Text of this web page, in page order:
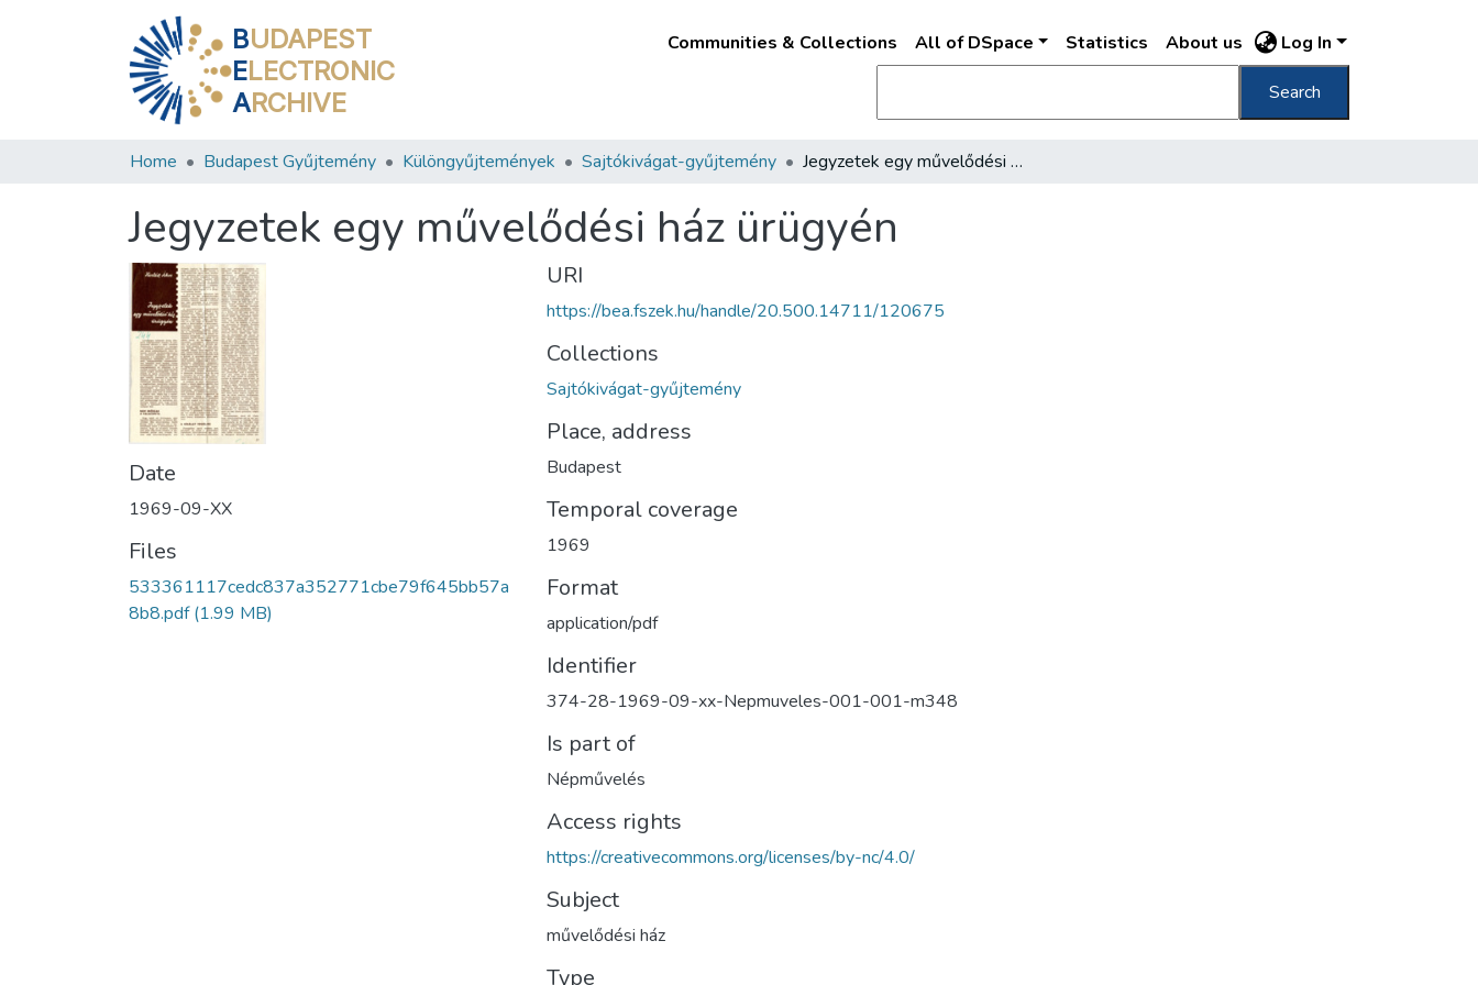
BUDAPEST
ELECTRONIC
ARCHIVE
Communities & Collections All of DSpace Statistics About us Log In
Search
Home Budapest Gyűjtemény Különgyűjtemények Sajtókivágat-gyűjtemény Jegyzetek egy művelődési ház ürügyén
Jegyzetek egy művelődési ház ürügyén
Date
1969-09-XX
Files
533361117cedc837a352771cbe79f645bb57a
8b8.pdf(1.99 MB)
URI
https://bea.fszek.hu/handle/20.500.14711/120675
Collections
Sajtókivágat-gyűjtemény
Place, address
Budapest
Temporal coverage
1969
Format
application/pdf
Identifier
374-28-1969-09-xx-Nepmuveles-001-001-m348
Is part of
Népművelés
Access rights
https://creativecommons.org/licenses/by-nc/4.0/
Subject
művelődési ház
Type